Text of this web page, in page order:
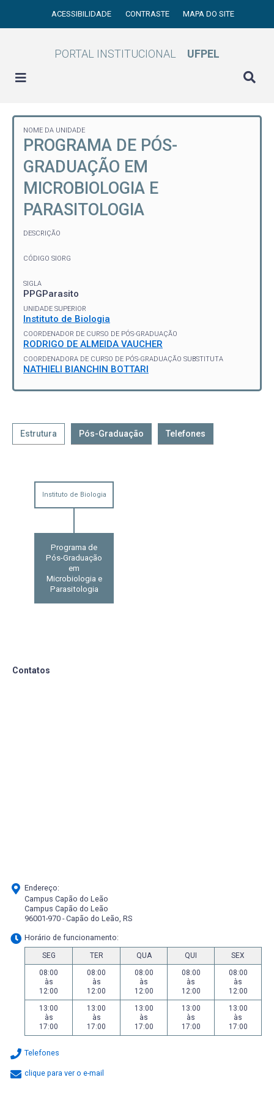
ACESSIBILIDADE CONTRASTE MAPA DO SITE
PORTAL INSTITUCIONAL UFPEL
NOME DA UNIDADE
PROGRAMA DE PÓS-
GRADUAÇÃO EM
MICROBIOLOGIA E
PARASITOLOGIA
DESCRIÇÃO
CÓDIGO SIORG
SIGLA
PPGParasito
UNIDADE SUPERIOR
Instituto de Biologia
COORDENADOR DE CURSO DE PÓS-GRADUAÇÃO
RODRIGO DE ALMEIDA VAUCHER
COORDENADORA DE CURSO DE PÓS-GRADUAÇÃO SUBSTITUTA
NATHIELI BIANCHIN BOTTARI
Estrutura Pós-Graduação Telefones
Instituto de Biologia
Programa de
Pós-Graduação
em
Microbiologia e
Parasitologia
Contatos
Endereço:
Campus Capão do Leão
Campus Capão do Leão
96001-970 - Capão do Leão, RS
Horário de funcionamento:
SEG TER QUA QUI
SEX
08:00
às
12:00
08:00
às
12:00
08:00
às
12:00
08:00
às
12:00
08:00
às
12:00
13:00
às
17:00
13:00
às
17:00
13:00
às
17:00
13:00
às
17:00
13:00
às
17:00
Telefones
clique para ver o e-mail